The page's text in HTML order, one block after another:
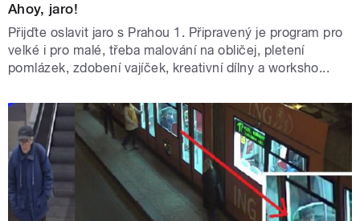
Ahoy, jaro!
Přijďte oslavit jaro s Prahou 1. Připravený je program pro
velké i pro malé, třeba malování na obličej, pletení
pomlázek, zdobení vajíček, kreativní dílny a worksho...